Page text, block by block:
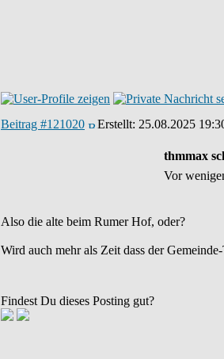
Beitrag #121020 Erstellt: 25.08.2025
thmmax
Vor
Also die alte beim Rumer Hof, oder?
Wird auch mehr als Zeit dass der
Findest Du dieses Posting gut?